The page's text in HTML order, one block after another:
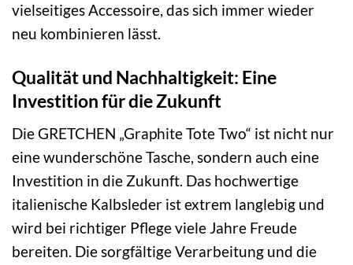
vielseitiges Accessoire, das sich immer wieder
neu kombinieren lässt.
Qualität und Nachhaltigkeit: Eine
Investition für die Zukunft
Die GRETCHEN „Graphite Tote Two“ ist nicht nur
eine wunderschöne Tasche, sondern auch eine
Investition in die Zukunft. Das hochwertige
italienische Kalbsleder ist extrem langlebig und
wird bei richtiger Pflege viele Jahre Freude
bereiten. Die sorgfältige Verarbeitung und die